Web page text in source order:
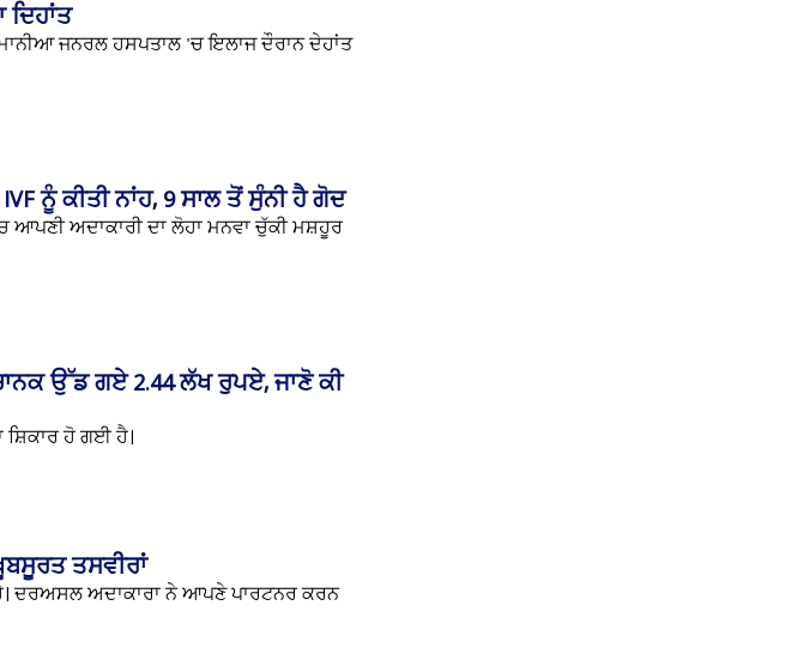
ਜਨਰਲ ਹਸਪਤਾਲ 'ਚ ਇਲਾਜ ਦੌਰਾਨ ਦੇਹਾਂਤ
ਨੂੰ ਕੀਤੀ ਨਾਂਹ, 9 ਸਾਲ ਤੋਂ ਸੁੰਨੀ ਹੈ ਗੋਦ
ਆਪਣੀ ਅਦਾਕਾਰੀ ਦਾ ਲੋਹਾ ਮਨਵਾ ਚੁੱਕੀ ਮਸ਼ਹੂਰ
ਉੱਡ ਗਏ 2.44 ਲੱਖ ਰੁਪਏ, ਜਾਣੋ ਕੀ
ਸ਼ਿਕਾਰ ਹੋ ਗਈ ਹੈ।
ਤਸਵੀਰਾਂ
ਦਰਅਸਲ ਅਦਾਕਾਰਾ ਨੇ ਆਪਣੇ ਪਾਰਟਨਰ ਕਰਨ